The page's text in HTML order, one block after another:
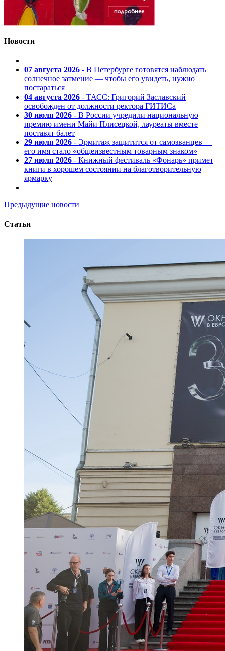
Новости
07 августа 2026 - В Петербурге готовятся наблюдать
солнечное затмение — чтобы его увидеть, нужно
постараться
04 августа 2026 - ТАСС: Григорий Заславский
освобожден от должности ректора ГИТИСа
30 июля 2026 - В России учредили национальную
премию имени Майи Плисецкой, лауреаты вместе
поставят балет
29 июля 2026 - Эрмитаж защитится от самозванцев —
его имя стало «общеизвестным товарным знаком»
27 июля 2026 - Книжный фестиваль «Фонарь» примет
книги в хорошем состоянии на благотворительную
ярмарку
Предыдущие новости
Статьи